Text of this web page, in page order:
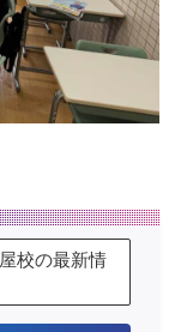
校の最新情